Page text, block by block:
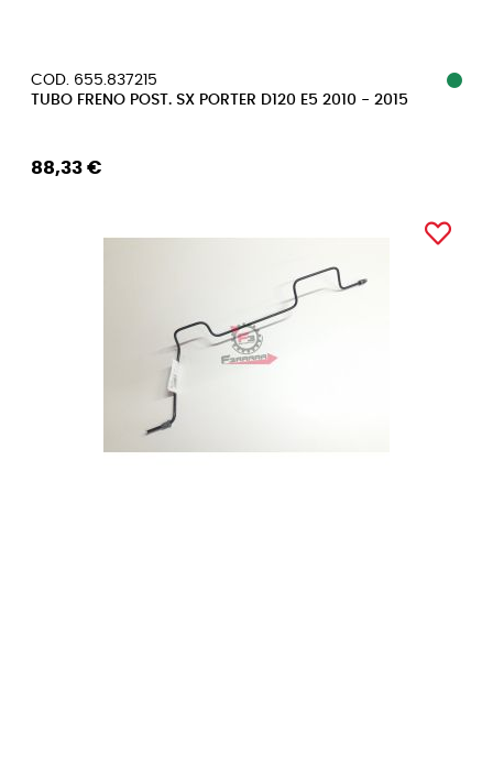
COD. 655.837215
TUBO FRENO POST. SX PORTER D120 E5 2010 - 2015
88,33 €